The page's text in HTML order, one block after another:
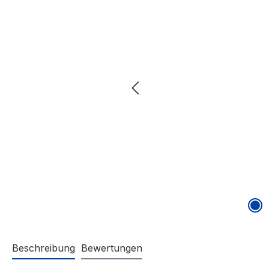
Beschreibung Bewertungen